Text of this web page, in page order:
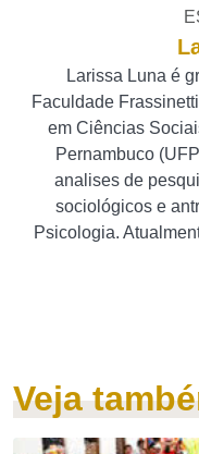
Larissa Luna é
Faculdade
em Ciências
Pernambuco
analises de
sociológicos e
Psicologia.
Veja